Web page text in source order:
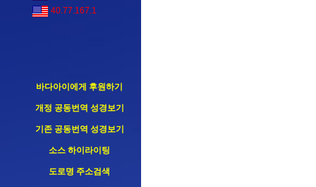
40.77.167.1
바다아이에게 후원하기
개정 공동번역 성경보기
기존 공동번역 성경보기
소스 하이라이팅
도로명 주소검색